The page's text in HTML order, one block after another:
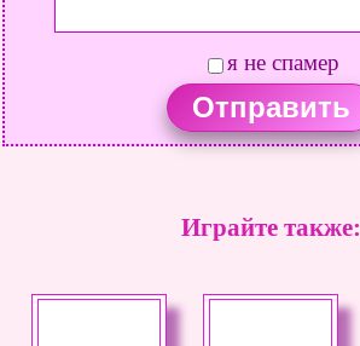
я не спамер
Играйте также: